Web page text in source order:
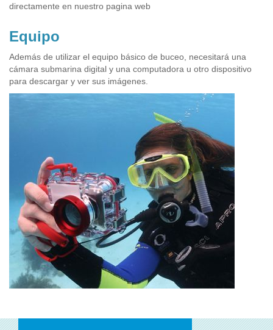
directamente en nuestro pagina web
Equipo
Además de utilizar el equipo básico de buceo, necesitará una
cámara submarina digital y una computadora u otro dispositivo
para descargar y ver sus imágenes.